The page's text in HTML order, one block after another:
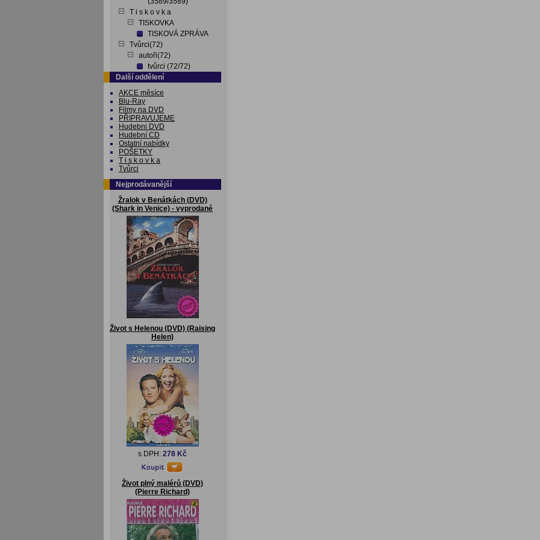
T i s k o v k a
TISKOVKA
TISKOVÁ ZPRÁVA
Tvůrci(72)
autoři(72)
tvůrci (72/72)
Další oddělení
AKCE měsíce
Blu-Ray
Filmy na DVD
PŘIPRAVUJEME
Hudebni DVD
Hudební CD
Ostatní nabídky
POŠETKY
T i s k o v k a
Tvůrci
Nejprodávanější
Žralok v Benátkách (DVD)
(Shark in Venice) - vyprodané
Život s Helenou (DVD) (Raising
Helen)
s DPH: 278 Kč
Život plný malérů (DVD)
(Pierre Richard)